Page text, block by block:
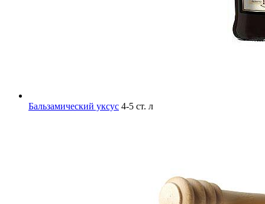
Бальзамический уксус 4-5 ст. л